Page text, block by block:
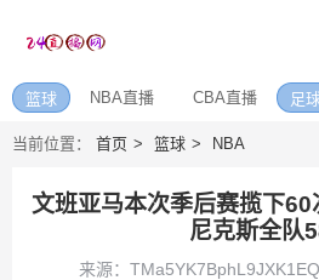
篮球 NBA直播 CBA直播 足
当前位置： 首页 篮球 NBA
文班亚马本次季后赛揽下
尼克斯全队
来源：